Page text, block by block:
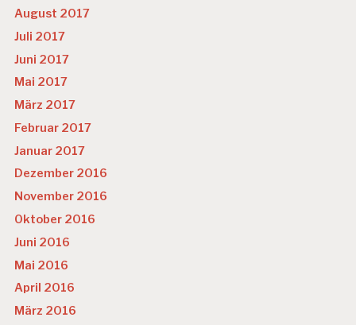
August 2017
Juli 2017
Juni 2017
Mai 2017
März 2017
Februar 2017
Januar 2017
Dezember 2016
November 2016
Oktober 2016
Juni 2016
Mai 2016
April 2016
März 2016